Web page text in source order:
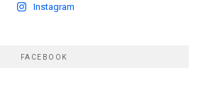
Instagram
FACEBOOK